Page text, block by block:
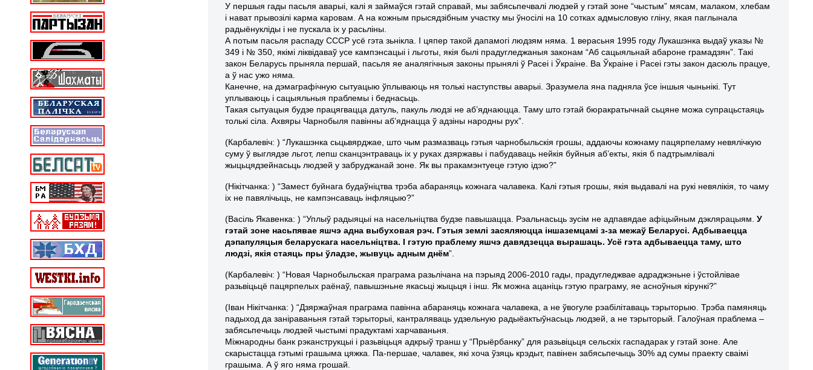
У першыя гады пасьля аварыі, калі я займаўся гэтай справай, мы забясьпечвалі людзей у гэтай зоне “чыстым” мясам, малаком, хлебам
і нават прывозілі карма каровам. А на кожным прысядзібным участку мы ўносілі на 10 сотках адмысловую гліну, якая паглынала
радыёнукліды і не пускала іх у расьліны.
А потым пасьля распаду СССР усё гэта зьнікла. І цяпер такой дапамогі людзям няма. 1 верасьня 1995 году Лукашэнка выдаў указы №
349 і № 350, якімі ліквідаваў усе кампэнсацыі і льготы, якія былі прадугледжаныя законам “Аб сацыяльнай абароне грамадзян”. Такі
закон Беларусь прыняла першай, пасьля яе аналягічныя законы прынялі ў Расеі і Ўкраіне. Ва Ўкраіне і Расеі гэты закон дасюль працуе,
а ў нас ужо няма.
Канечне, на дэмаграфічную сытуацыю ўплываюць ня толькі наступствы аварыі. Зразумела яна падняла ўсе іншыя чыньнікі. Тут
уплываюць і сацыяльныя праблемы і беднасьць.
Такая сытуацыя будзе працягвацца датуль, пакуль людзі не аб’яднаюцца. Таму што гэтай бюракратычнай сьцяне можа супрацьстаяць
толькі сіла. Ахвяры Чарнобыля павінны аб’яднацца ў адзіны народны рух”.
(Карбалевіч: ) “Лукашэнка сьцьвярджае, што чым размазваць гэтыя чарнобыльскія грошы, аддаючы кожнаму пацярпеламу невялічкую
суму ў выглядзе льгот, лепш сканцэнтраваць іх у руках дзяржавы і пабудаваць нейкія буйныя аб’екты, якія б падтрымлівалі
жыцьцядзейнасьць людзей у забруджанай зоне. Як вы пракамэнтуеце гэтую ідэю?”
(Нікітчанка: ) “Замест буйнага будаўніцтва трэба абараняць кожнага чалавека. Калі гэтыя грошы, якія выдавалі на рукі невялікія, то чаму
іх не павялічыць, не кампэнсаваць інфляцыю?”
(Васіль Якавенка: ) “Уплыў радыяцыі на насельніцтва будзе павышацца. Рэальнасьць зусім не адпавядае афіцыйным дэклярацыям.У
гэтай зоне насьпявае яшчэ адна выбуховая рэч. Гэтыя землі засяляюцца іншаземцамі з-за межаў Беларусі. Адбываецца
дэпапуляцыя беларускага насельніцтва. І гэтую праблему яшчэ давядзецца вырашаць. Усё гэта адбываецца таму, што
людзі, якія стаяць пры ўладзе, жывуць адным днём”.
(Карбалевіч: ) “Новая Чарнобыльская праграма разьлічана на пэрыяд 2006-2010 гады, прадугледжвае адраджэньне і ўстойлівае
разьвіцьцё пацярпелых раёнаў, павышэньне якасьці жыцьця і інш. Як можна ацаніць гэтую праграму, яе асноўныя кірункі?”
(Іван Нікітчанка: ) “Дзяржаўная праграма павінна абараняць кожнага чалавека, а не ўвогуле рэабілітаваць тэрыторыю. Трэба памяняць
падыход да заніраваньня гэтай тэрыторыі, кантраляваць удзельную радыёактыўнасьць людзей, а не тэрыторый. Галоўная праблема –
забясьпечыць людзей чыстымі прадуктамі харчаваньня.
Міжнародны банк рэканструкцыі і разьвіцьця адкрыў транш у “Прыёрбанку” для разьвіцьця сельскіх гаспадарак у гэтай зоне. Але
скарыстацца гэтымі грашыма цяжка. Па-першае, чалавек, які хоча ўзяць крэдыт, павінен забясьпечыць 30% ад сумы праекту сваімі
грашыма. А ў яго няма грошай.